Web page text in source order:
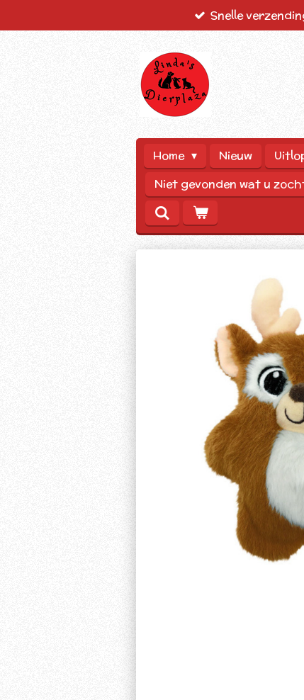
Snelle
Home Nieuw
Niet gevonden wat u